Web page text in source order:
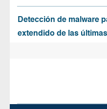
Detección de malware
extendido de las